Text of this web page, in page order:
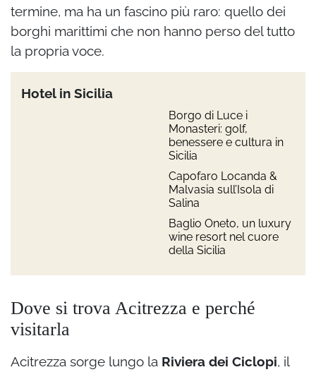
termine, ma ha un fascino più raro: quello dei
borghi marittimi che non hanno perso del tutto
la propria voce.
Hotel in Sicilia
Borgo di Luce i
Monasteri: golf,
benessere e cultura in
Sicilia
Capofaro Locanda &
Malvasia sull’Isola di
Salina
Baglio Oneto, un luxury
wine resort nel cuore
della Sicilia
Dove si trova Acitrezza e perché
visitarla
Acitrezza sorge lungo la Riviera dei Ciclopi, il